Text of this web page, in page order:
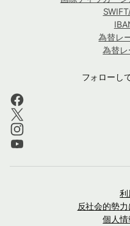
為替レ
為替
フォローし
利
反社会的勢
個人